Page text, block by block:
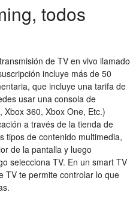
todos
de TV en vivo llamado
incluye más de 50
que incluye una tarifa de
usar una consola de
360, Xbox One, Etc.)
a través de la tienda de
tipos de contenido multimedia,
de la pantalla y luego
selecciona TV. En un smart TV
TV te permite controlar lo que